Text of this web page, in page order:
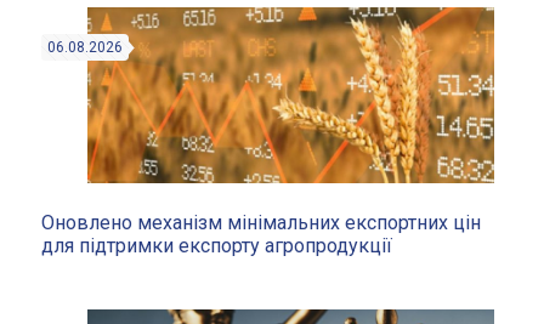
06.08.2026
Оновлено механізм мінімальних експортних цін
для підтримки експорту агропродукції